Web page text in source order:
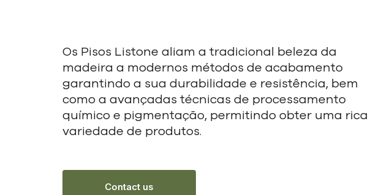
Os Pisos Listone aliam a tradicional beleza da
madeira a modernos métodos de acabamento
garantindo a sua durabilidade e resistência, bem
como a avançadas técnicas de processamento
químico e pigmentação, permitindo obter uma rica
variedade de produtos.
Contact us